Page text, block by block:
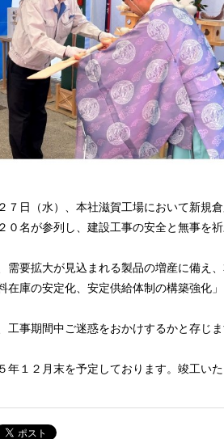
７日（水）、本社滋賀工場において新規
０名が参列し、建設工事の安全と無事を祈
需要拡大が見込まれる製品の増産に備え
在庫の安定化、安定供給体制の構築強化
工事期間中ご迷惑をおかけするかと存じ
年１２月末を予定しております。竣工い